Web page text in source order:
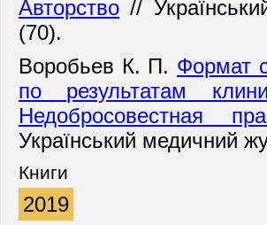
Авторство // Укра
(70).
Воробьев К. П. Формат
по результатам
Недобросовестная
Український медичний
Книги
2019